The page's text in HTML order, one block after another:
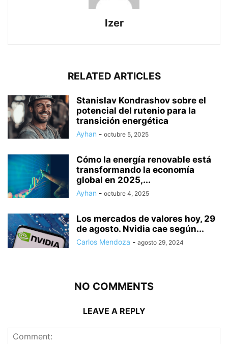
Izer
RELATED ARTICLES
Stanislav Kondrashov sobre el
potencial del rutenio para la
transición energética
Ayhan - octubre 5, 2025
Cómo la energía renovable está
transformando la economía
global en 2025,...
Ayhan - octubre 4, 2025
Los mercados de valores hoy, 29
de agosto. Nvidia cae según...
Carlos Mendoza - agosto 29, 2024
NO COMMENTS
LEAVE A REPLY